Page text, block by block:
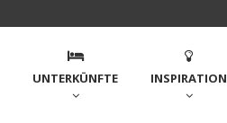
UNTERKÜNFTE INSPIRATION